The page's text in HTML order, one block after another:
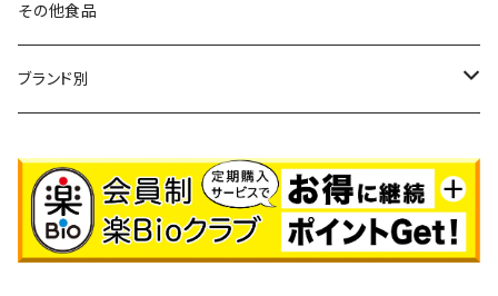
その他食品
ブランド別
amritara（アムリターラ）